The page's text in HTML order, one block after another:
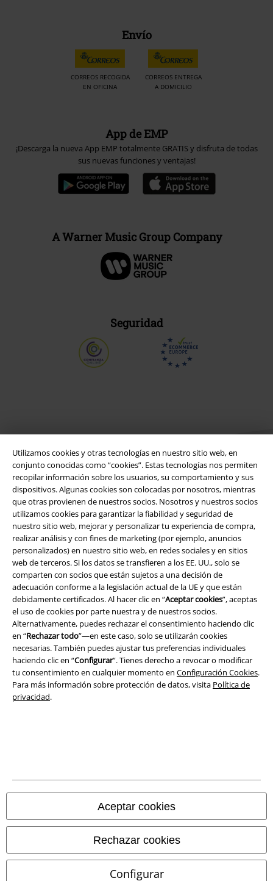
Utilizamos cookies y otras tecnologías en nuestro sitio web, en
conjunto conocidas como “cookies”. Estas tecnologías nos permiten
recopilar información sobre los usuarios, su comportamiento y sus
dispositivos. Algunas cookies son colocadas por nosotros, mientras
que otras provienen de nuestros socios. Nosotros y nuestros socios
utilizamos cookies para garantizar la fiabilidad y seguridad de
nuestro sitio web, mejorar y personalizar tu experiencia de compra,
realizar análisis y con fines de marketing (por ejemplo, anuncios
personalizados) en nuestro sitio web, en redes sociales y en sitios
web de terceros. Si los datos se transfieren a los EE. UU., solo se
comparten con socios que están sujetos a una decisión de
adecuación conforme a la legislación actual de la UE y que están
debidamente certificados. Al hacer clic en “Aceptar cookies”, aceptas
el uso de cookies por parte nuestra y de nuestros socios.
Alternativamente, puedes rechazar el consentimiento haciendo clic
en “Rechazar todo”—en este caso, solo se utilizarán cookies
necesarias. También puedes ajustar tus preferencias individuales
haciendo clic en “Configurar”. Tienes derecho a revocar o modificar
tu consentimiento en cualquier momento en Configuración Cookies.
Para más información sobre protección de datos, visita Política de
privacidad.
Aceptar cookies
Rechazar cookies
Configurar
Envío
CORREOS RECOGIDA
EN OFICINA
CORREOS ENTREGA
A DOMICILIO
App de EMP
¡Descarga la nueva App EMP totalmente GRATIS y disfruta de todas
sus nuevas funciones y ventajas!
A Warner Music Group Company
Seguridad
Legal
Términos y Condiciones
Aviso Legal
Ley protección de datos
Eliminación de residuos y protección del medioambiente
Declaración de Conformidad
Información sobre accesibilidad
Configuración Cookies
Tiendas EMP online
EMP International